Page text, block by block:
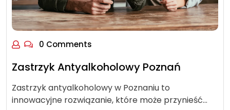
0 Comments
Zastrzyk Antyalkoholowy Poznań
Zastrzyk antyalkoholowy w Poznaniu to
innowacyjne rozwiązanie, które może przynieść…